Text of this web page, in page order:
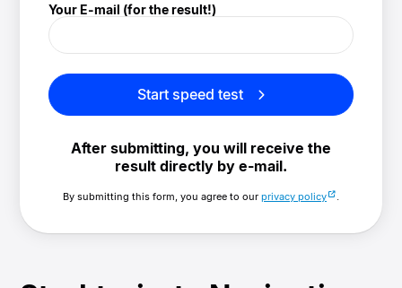
Your E-mail (for the result!)
Start speed test
After submitting, you will receive the
result directly by e-mail.
By submitting this form, you agree to our privacy policy .